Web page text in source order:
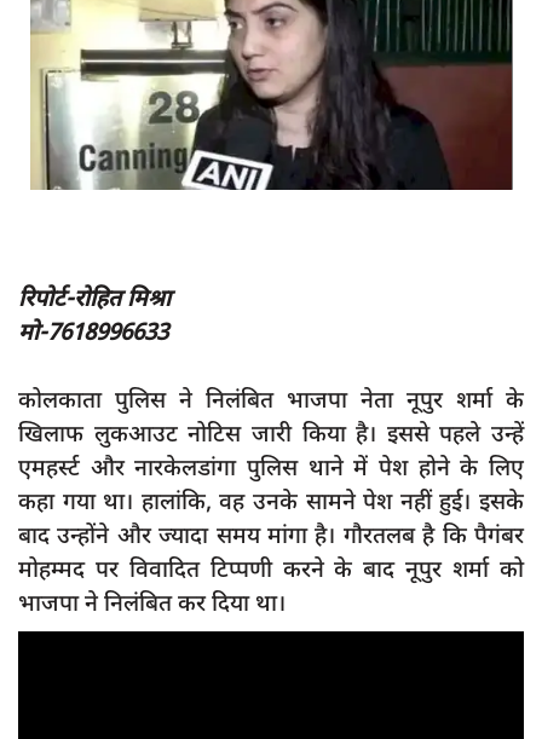
App verify
समस्या
Covid-19
अपराध
स्वास्थ्य
साक्षात्कार
सामाजिक
खेल
latest
प्रशासनिक
दुर्घटना
editors-pick
रिपोर्ट-रोहित मिश्रा
मो-7618996633
कोलकाता पुलिस ने निलंबित भाजपा नेता नूपुर शर्मा के
खिलाफ लुकआउट नोटिस जारी किया है। इससे पहले उन्हें
एमहर्स्ट और नारकेलडांगा पुलिस थाने में पेश होने के लिए
कहा गया था। हालांकि, वह उनके सामने पेश नहीं हुई। इसके
बाद उन्होंने और ज्यादा समय मांगा है। गौरतलब है कि पैगंबर
मोहम्मद पर विवादित टिप्पणी करने के बाद नूपुर शर्मा को
भाजपा ने निलंबित कर दिया था।